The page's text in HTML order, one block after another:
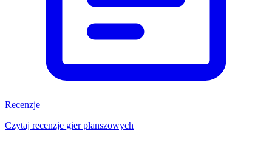
Recenzje
Czytaj recenzje gier planszowych